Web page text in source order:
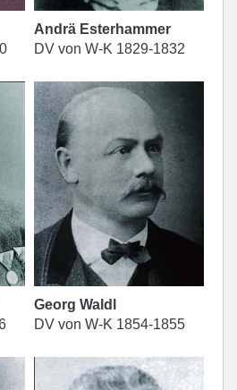
Andrä Esterhammer
DV von W-K 1829-1832
Georg Waldl
DV vonW-K 1854-1855